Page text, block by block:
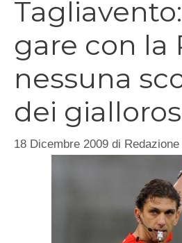
gare con la
nessuna
dei
18 Dicembre 2009 di Redazione